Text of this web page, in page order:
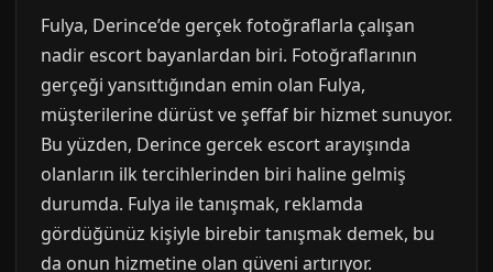
Fulya, Derince’de gerçek fotoğraflarla çalışan
nadir escort bayanlardan biri. Fotoğraflarının
gerçeği yansıttığından emin olan Fulya,
müşterilerine dürüst ve şeffaf bir hizmet sunuyor.
Bu yüzden, Derince gercek escort arayışında
olanların ilk tercihlerinden biri haline gelmiş
durumda. Fulya ile tanışmak, reklamda
gördüğünüz kişiyle birebir tanışmak demek, bu
da onun hizmetine olan güveni artırıyor.